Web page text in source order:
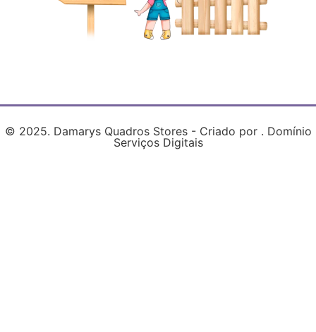
© 2025. Damarys Quadros Stores - Criado por . Domínio
Serviços Digitais